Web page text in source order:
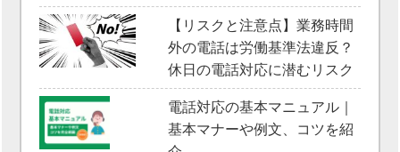
【リスクと注意点】業務時間
外の電話は労働基準法違反？
休日の電話対応に潜むリスク
電話対応の基本マニュアル｜
基本マナーや例文、コツを紹